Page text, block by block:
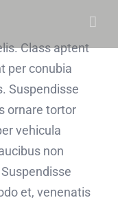
Class aptent
per conubia
Suspendisse
ornare tortor
vehicula
non
et, venenatis